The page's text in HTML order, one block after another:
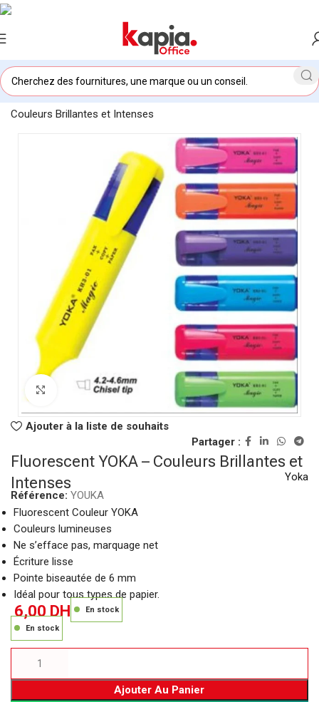
Accueil/KAPIA OFFICE MAROC/Fluorescent YOKA –
Couleurs Brillantes et Intenses
Click to enlarge
Ajouter à la liste de souhaits
Partager :
Fluorescent YOKA – Couleurs Brillantes et
Intenses
Référence: YOUKA
Yoka
Fluorescent Couleur YOKA
Couleurs lumineuses
Ne s’efface pas, marquage net
Écriture lisse
Pointe biseautée de 6 mm
Idéal pour tous types de papier.
6,00DH
En stock
En stock
Ajouter Au Panier